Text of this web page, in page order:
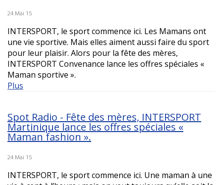
24 Mai 15
INTERSPORT, le sport commence ici. Les Mamans ont
une vie sportive. Mais elles aiment aussi faire du sport
pour leur plaisir. Alors pour la fête des mères,
INTERSPORT Convenance lance les offres spéciales «
Maman sportive ».
Plus
Spot Radio - Fête des mères, INTERSPORT
Martinique lance les offres spéciales «
Maman fashion ».
24 Mai 15
INTERSPORT, le sport commence ici. Une maman à une